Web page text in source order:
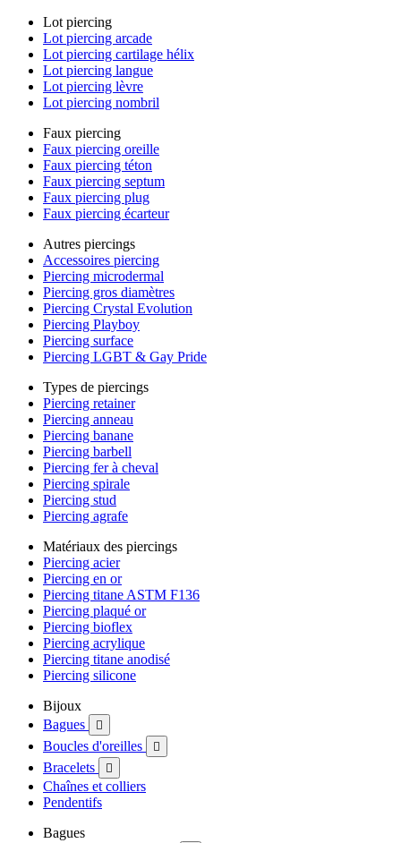
Lot piercing
Lot piercing arcade
Lot piercing cartilage hélix
Lot piercing langue
Lot piercing lèvre
Lot piercing nombril
Faux piercing
Faux piercing oreille
Faux piercing téton
Faux piercing septum
Faux piercing plug
Faux piercing écarteur
Autres piercings
Accessoires piercing
Piercing microdermal
Piercing gros diamètres
Piercing Crystal Evolution
Piercing Playboy
Piercing surface
Piercing LGBT & Gay Pride
Types de piercings
Piercing retainer
Piercing anneau
Piercing banane
Piercing barbell
Piercing fer à cheval
Piercing spirale
Piercing stud
Piercing agrafe
Matériaux des piercings
Piercing acier
Piercing en or
Piercing titane ASTM F136
Piercing plaqué or
Piercing bioflex
Piercing acrylique
Piercing titane anodisé
Piercing silicone
Bijoux
Bagues

Boucles d'oreilles 
Bracelets 
Chaînes et colliers
Pendentifs
Bagues